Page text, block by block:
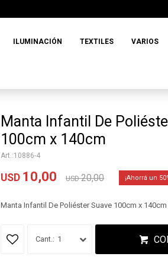
ILUMINACIÓN TEXTILES VARIOS
Manta Infantil De
100cm x 140cm
10886-4
USD 10,00 USD 20,00 50
Manta Infantil De Poliéster Suave 100cm x 140cm
1